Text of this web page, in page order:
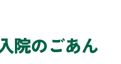
院のごあん